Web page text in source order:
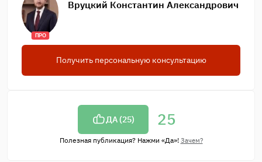
ПРО
Вруцкий Константин Александрович
Получить персональную консультацию
ДА (25) 25
Полезная публикация? Нажми «Да»! Зачем?